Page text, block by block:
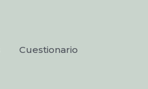
Cuestionario